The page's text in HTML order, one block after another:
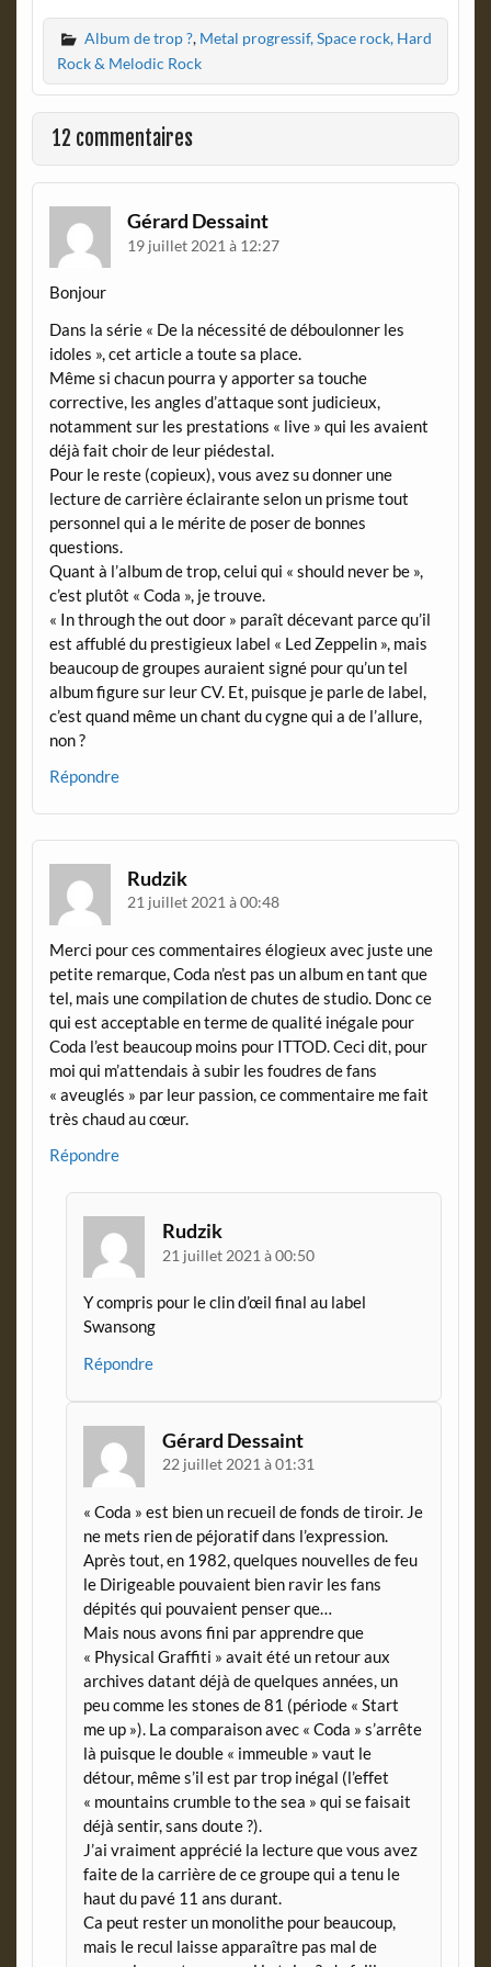
c
e
b
o
o
k
i
n
t
F
r
i
e
Album de trop ?, Metal progressif, Space rock, Hard
Rock & Melodic Rock
12 commentaires
Gérard Dessaint
19 juillet 2021 à 12:27
Bonjour
Dans la série « De la nécessité de déboulonner les
idoles », cet article a toute sa place.
Même si chacun pourra y apporter sa touche
corrective, les angles d’attaque sont judicieux,
notamment sur les prestations « live » qui les avaient
déjà fait choir de leur piédestal.
Pour le reste (copieux), vous avez su donner une
lecture de carrière éclairante selon un prisme tout
personnel qui a le mérite de poser de bonnes
questions.
Quant à l’album de trop, celui qui « should never be »,
c’est plutôt « Coda », je trouve.
« In through the out door » paraît décevant parce qu’il
est affublé du prestigieux label « Led Zeppelin », mais
beaucoup de groupes auraient signé pour qu’un tel
album figure sur leur CV. Et, puisque je parle de label,
c’est quand même un chant du cygne qui a de l’allure,
non ?
Répondre
Rudzik
21 juillet 2021 à 00:48
Merci pour ces commentaires élogieux avec juste une
petite remarque, Coda n’est pas un album en tant que
tel, mais une compilation de chutes de studio. Donc ce
qui est acceptable en terme de qualité inégale pour
Coda l’est beaucoup moins pour ITTOD. Ceci dit, pour
moi qui m’attendais à subir les foudres de fans
« aveuglés » par leur passion, ce commentaire me fait
très chaud au cœur.
Répondre
Rudzik
21 juillet 2021 à 00:50
Y compris pour le clin d’œil final au label
Swansong
Répondre
Gérard Dessaint
22 juillet 2021 à 01:31
« Coda » est bien un recueil de fonds de tiroir. Je
ne mets rien de péjoratif dans l’expression.
Après tout, en 1982, quelques nouvelles de feu
le Dirigeable pouvaient bien ravir les fans
dépités qui pouvaient penser que…
Mais nous avons fini par apprendre que
« Physical Graffiti » avait été un retour aux
archives datant déjà de quelques années, un
peu comme les stones de 81 (période « Start
me up »). La comparaison avec « Coda » s’arrête
là puisque le double « immeuble » vaut le
détour, même s’il est par trop inégal (l’effet
« mountains crumble to the sea » qui se faisait
déjà sentir, sans doute ?).
J’ai vraiment apprécié la lecture que vous avez
faite de la carrière de ce groupe qui a tenu le
haut du pavé 11 ans durant.
Ca peut rester un monolithe pour beaucoup,
mais le recul laisse apparaître pas mal de